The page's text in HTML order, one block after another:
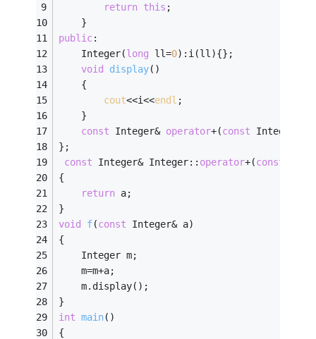
return this ;
    }
public:
    Integer(
long ll=0):i(ll){};
void
display()
    {
cout<<i<<endl ;
    }
const Integer& operator+(const Integer&
};
const Integer& Integer:: operator+(const
{
return a;
}
void
f(const Integer& a)
{
    Integer m;
    m=m+a;
    m.display();
}
int main()
{